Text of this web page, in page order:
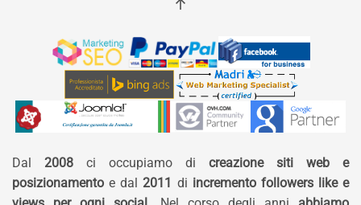
Dal 2008 ci occupiamo di creazione siti web e
posizionamento e dal 2011 di incremento followers like e